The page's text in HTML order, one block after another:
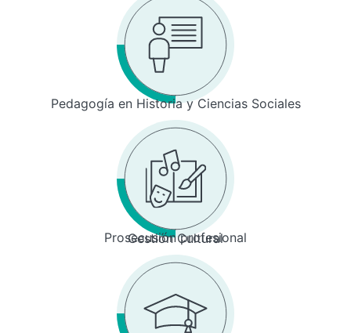
Pedagogía en Historia y Ciencias Sociales
Prosecusión profesional
Gestión Cultural